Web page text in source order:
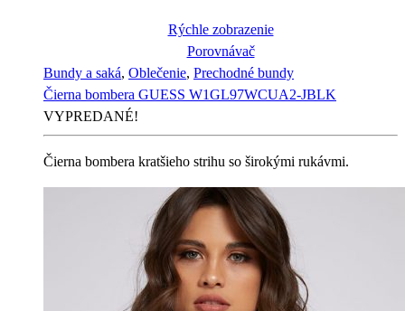
Rýchle zobrazenie
Porovnávač
Bundy a saká, Oblečenie, Prechodné bundy
Čierna bombera GUESS W1GL97WCUA2-JBLK
VYPREDANÉ!
Čierna bombera kratšieho strihu so širokými rukávmi.